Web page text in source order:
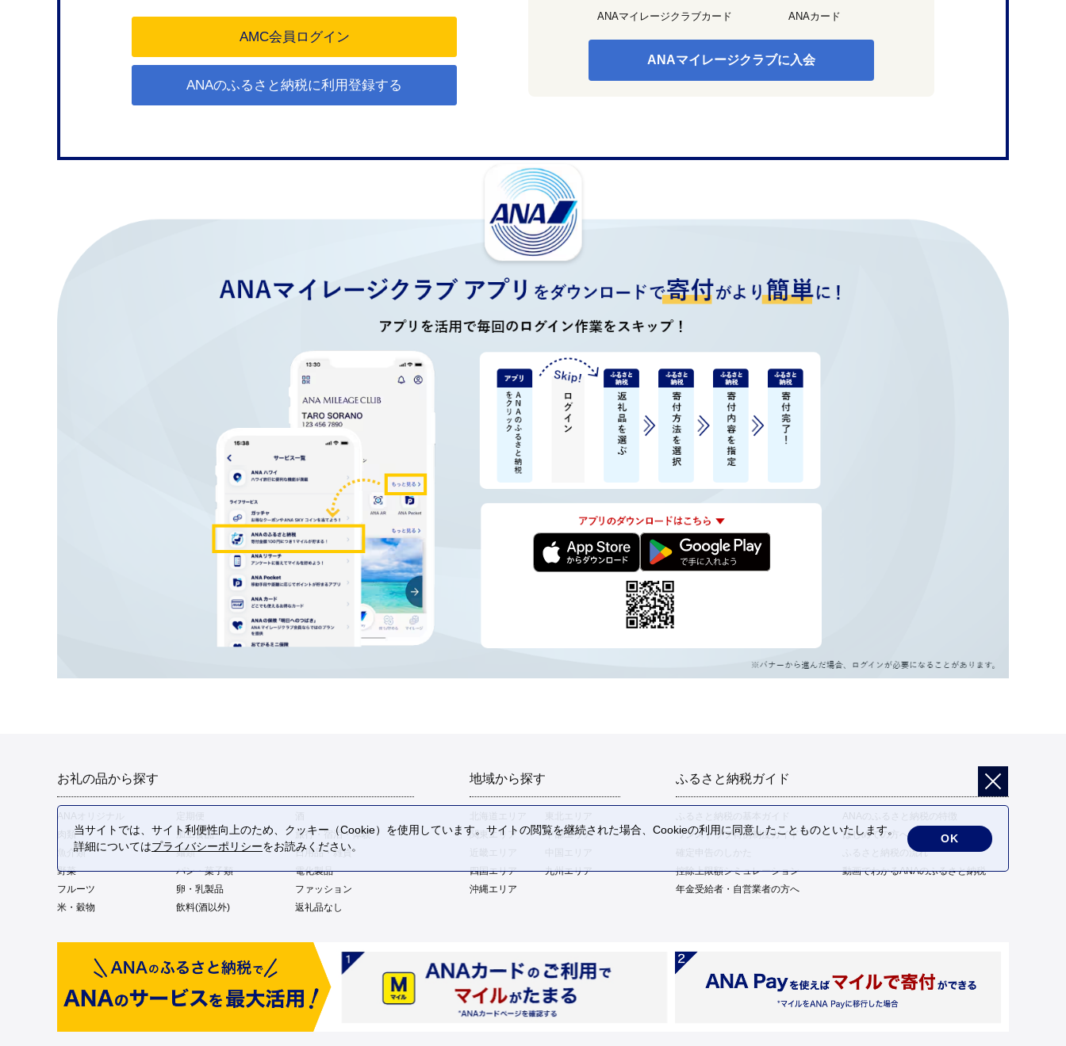
ANAのふるさと納税に利用登録する
ANAマイレージクラブカード ANAカード
ANAマイレージクラブに入会
お礼の品から探す
肉類
加工食品
旅行・宿泊・体験
魚介類
麺類
日用品・雑貨
野菜
パン・菓子類
電化製品
フルーツ
卵・乳製品
ファッション
米・穀物
飲料(酒以外) 返礼品なし
地域から探す
関東エリア
中部エリア
四国エリア
九州エリア
沖縄エリア
ふるさと納税ガイド
ふるさと納税の基本ガイド
ANAのふるさと納税の特徴
ワンストップ特例制度ガイド
はじめての方へ
ふるさと納税の流れ
控除上限額シミュレーション
動画でわかるANAのふるさと納税
年金受給者・自営業者の方へ
当サイトでは、サイト利便性向上のため、クッキー（Cookie）を使用しています。サイトの閲覧を継続された場合、Cookieの利用に同意したことものといたします。
詳細についてはプライバシーポリシーをお読みください。
OK